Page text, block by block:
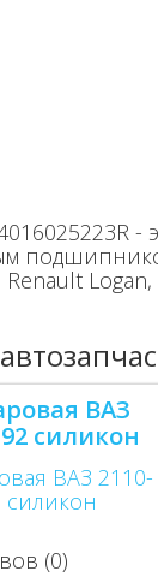
-
Logan,
ВАЗ
силикон
(0)